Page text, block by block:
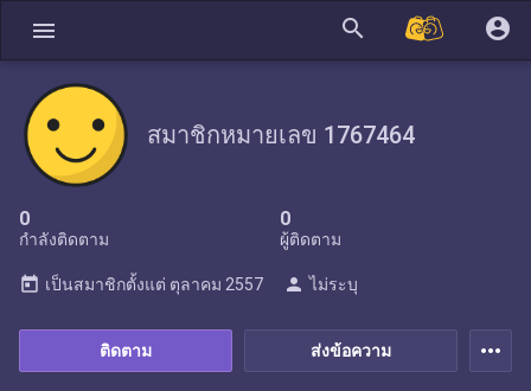
menu search account_circle
สมาชิกหมายเลข 1767464
0
กำลังติดตาม
0
ผู้ติดตาม
ส่งข้อความ
ติดตาม
today เป็นสมาชิกตั้งแต่ ตุลาคม 2557 person ไม่ระบุ
more_horiz